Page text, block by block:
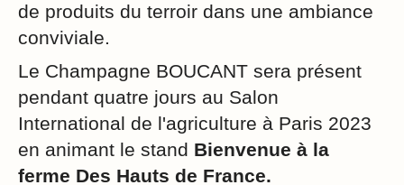
de produits du terroir dans une ambiance
conviviale.
Le Champagne BOUCANT sera présent
pendant quatre jours au Salon
International de l'agriculture à Paris 2023
en animant le stand Bienvenue à la
ferme Des Hauts de France.